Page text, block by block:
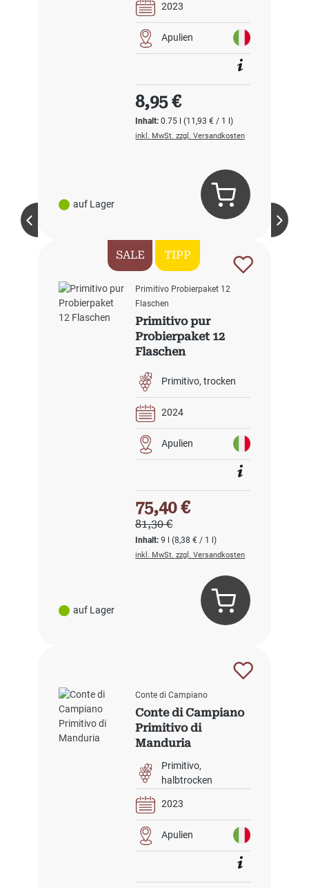
auf Lager
2023
Apulien
Inhalt:0.75 l(11,93 € / 1 l)
Regulärer Preis:
8,95 €
inkl. MwSt. zzgl. Versandkosten
SALE TIPP
auf Lager
Primitivo Probierpaket 12
Flaschen
Primitivo pur
Probierpaket 12
Flaschen
Primitivo trocken
2024
Apulien
Inhalt:9 l(8,38 € / 1 l)
Verkaufspreis:
75,40 €
Regulärer Preis:
81,30 €
inkl. MwSt. zzgl. Versandkosten
Conte di Campiano
Conte di Campiano
Primitivo di
Manduria
Primitivo
halbtrocken
2023
Apulien